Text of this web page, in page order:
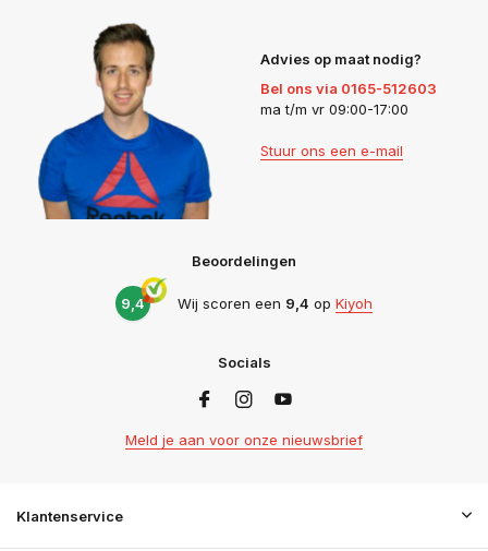
Advies op maat nodig?
Bel ons via 0165-512603
ma t/m vr 09:00-17:00
Stuur ons een e-mail
Beoordelingen
9,4 Wij scoren een 9,4 op Kiyoh
Socials
Meld je aan voor onze nieuwsbrief
Klantenservice